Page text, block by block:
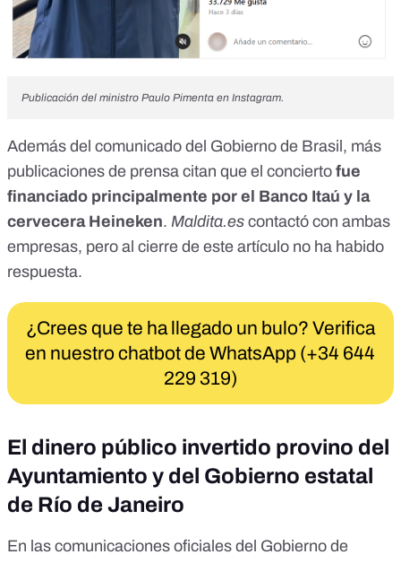
Publicación del ministro Paulo Pimenta en Instagram.
Además del comunicado del Gobierno de Brasil, más
publicaciones de prensa citan que el concierto fue
financiado principalmente por el Banco Itaú y la
cervecera Heineken. Maldita.es contactó con ambas
empresas, pero al cierre de este artículo no ha habido
respuesta.
¿Crees que te ha llegado un bulo? Verifica
en nuestro chatbot de WhatsApp (+34 644
229 319)
El dinero público invertido provino del
Ayuntamiento y del Gobierno estatal
de Río de Janeiro
En las comunicaciones oficiales del Gobierno de